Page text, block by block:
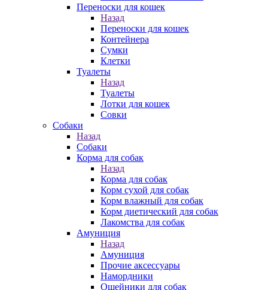
Переноски для кошек
Назад
Переноски для кошек
Контейнера
Сумки
Клетки
Туалеты
Назад
Туалеты
Лотки для кошек
Совки
Собаки
Назад
Собаки
Корма для собак
Назад
Корма для собак
Корм сухой для собак
Корм влажный для собак
Корм диетический для собак
Лакомства для собак
Амуниция
Назад
Амуниция
Прочие аксессуары
Намордники
Ошейники для собак